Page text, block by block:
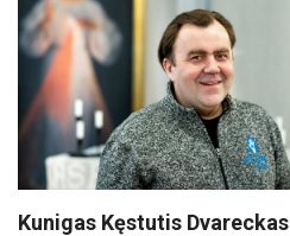
Kunigas Kęstutis